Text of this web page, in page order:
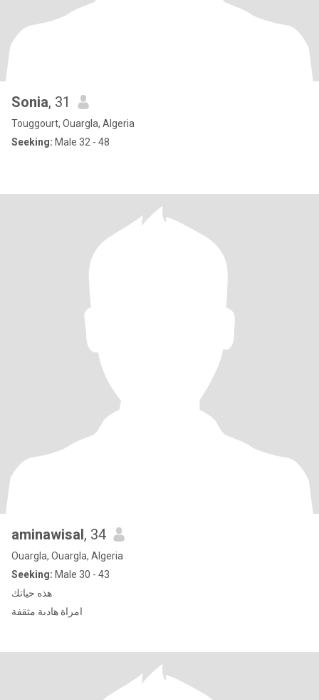
Sonia, 31
Touggourt, Ouargla, Algeria
Seeking: Male 32 - 48
aminawisal, 34
Ouargla, Ouargla, Algeria
Seeking: Male 30 - 43
هذه حياتك
امراة هادىة مثقفة